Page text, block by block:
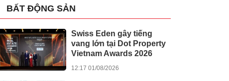
BẤT ĐỘNG SẢN
Swiss Eden gây tiếng
vang lớn tại Dot Property
Vietnam Awards 2026
12:17 01/08/2026